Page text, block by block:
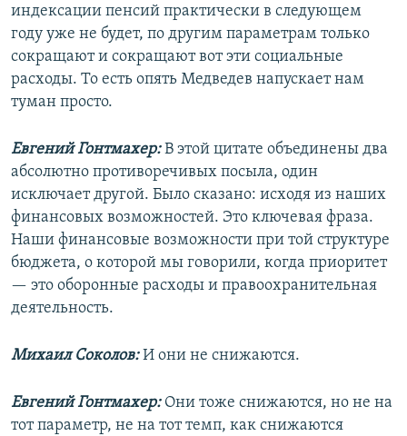
индексации пенсий практически в следующем
году уже не будет, по другим параметрам только
сокращают и сокращают вот эти социальные
расходы. То есть опять Медведев напускает нам
туман просто.
Евгений Гонтмахер:В этой цитате объединены два
абсолютно противоречивых посыла, один
исключает другой. Было сказано: исходя из наших
финансовых возможностей. Это ключевая фраза.
Наши финансовые возможности при той структуре
бюджета, о которой мы говорили, когда приоритет
— это оборонные расходы и правоохранительная
деятельность.
Михаил Соколов:И они не снижаются.
Евгений Гонтмахер: Они тоже снижаются, но не на
тот параметр, не на тот темп, как снижаются